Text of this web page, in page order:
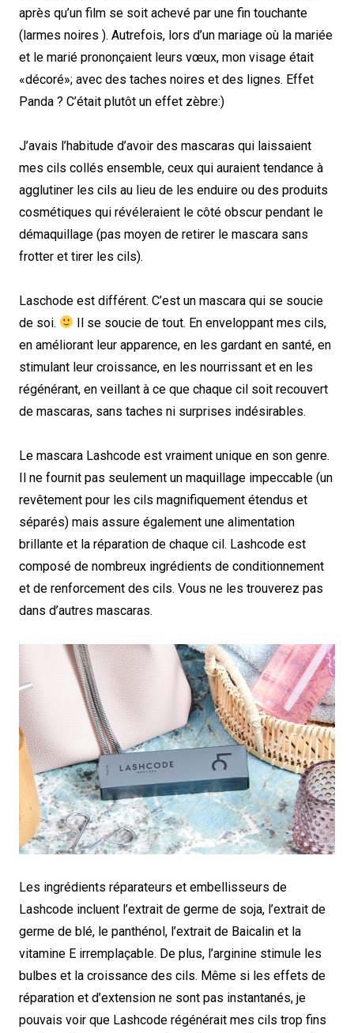
après qu’un film se soit achevé par une fin touchante
(larmes noires ). Autrefois, lors d’un mariage où la mariée
et le marié prononçaient leurs vœux, mon visage était
«décoré»; avec des taches noires et des lignes. Effet
Panda ? C’était plutôt un effet zèbre:)
J’avais l’habitude d’avoir des mascaras qui laissaient
mes cils collés ensemble, ceux qui auraient tendance à
agglutiner les cils au lieu de les enduire ou des produits
cosmétiques qui révéleraient le côté obscur pendant le
démaquillage (pas moyen de retirer le mascara sans
frotter et tirer les cils).
Laschode est différent. C’est un mascara qui se soucie
de soi.
Il se soucie de tout. En enveloppant mes cils,
en améliorant leur apparence, en les gardant en santé, en
stimulant leur croissance, en les nourrissant et en les
régénérant, en veillant à ce que chaque cil soit recouvert
de mascaras, sans taches ni surprises indésirables.
Le mascara Lashcode est vraiment unique en son genre.
Il ne fournit pas seulement un maquillage impeccable (un
revêtement pour les cils magnifiquement étendus et
séparés) mais assure également une alimentation
brillante et la réparation de chaque cil. Lashcode est
composé de nombreux ingrédients de conditionnement
et de renforcement des cils. Vous ne les trouverez pas
dans d’autres mascaras.
Les ingrédients réparateurs et embellisseurs de
Lashcode incluent l’extrait de germe de soja, l’extrait de
germe de blé, le panthénol, l’extrait de Baicalin et la
vitamine E irremplaçable. De plus, l’arginine stimule les
bulbes et la croissance des cils. Même si les effets de
réparation et d’extension ne sont pas instantanés, je
pouvais voir que Lashcode régénérait mes cils trop fins